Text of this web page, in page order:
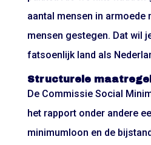
aantal mensen in armoede
mensen gestegen. Dat wil
fatsoenlijk land als
Structurele
De Commissie Social
het rapport onder andere
minimumloon en de